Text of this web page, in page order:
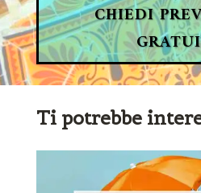
CHIEDI
Ti potrebbe